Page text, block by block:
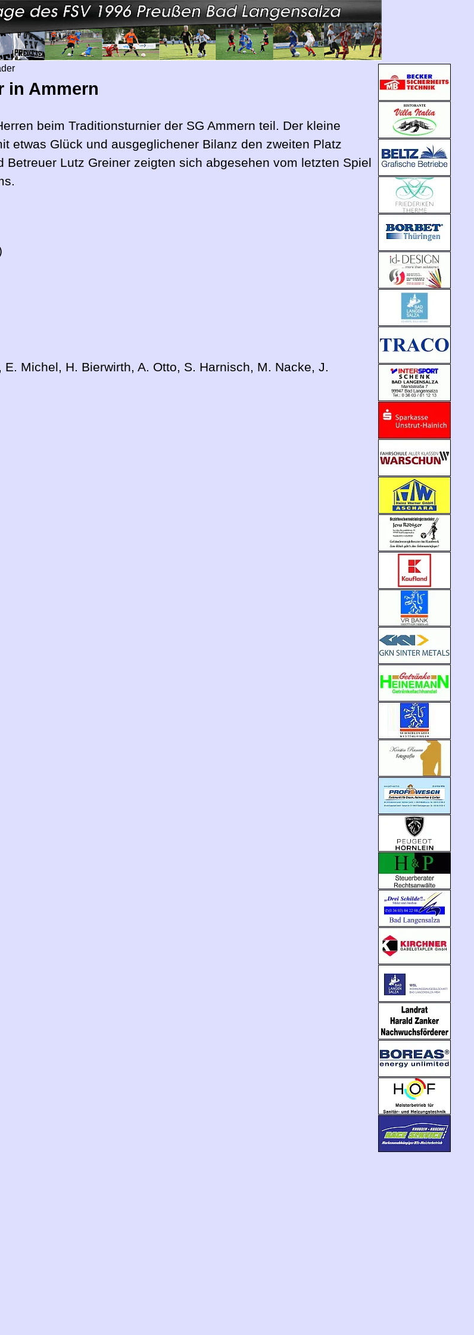
in Ammern
beim Traditionsturnier der SG Ammern teil. Der kleine
etwas Glück und ausgeglichener Bilanz den zweiten Platz
Betreuer Lutz Greiner zeigten sich abgesehen vom letzten Spiel
Michel, H. Bierwirth, A. Otto, S. Harnisch, M. Nacke, J.